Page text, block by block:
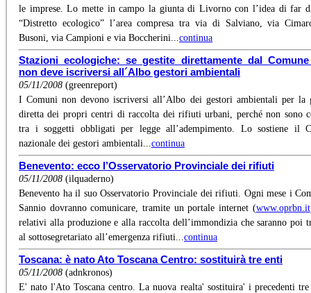
le imprese. Lo mette in campo la giunta di Livorno con l’idea di far
“Distretto ecologico” l’area compresa tra via di Salviano, via
Busoni, via Campioni e via Boccherini...continua
Stazioni ecologiche: se gestite direttamente dal Comune
non deve iscriversi all´Albo gestori ambientali
05/11/2008 (greenreport)
I Comuni non devono iscriversi all’Albo dei gestori ambientali per la
diretta dei propri centri di raccolta dei rifiuti urbani, perché non sono
tra i soggetti obbligati per legge all’adempimento. Lo sostiene il
nazionale dei gestori ambientali...continua
Benevento: ecco l’Osservatorio Provinciale dei rifiuti
05/11/2008 (ilquaderno)
Benevento ha il suo Osservatorio Provinciale dei rifiuti. Ogni mese i
Sannio dovranno comunicare, tramite un portale internet (www.oprbn.it
relativi alla produzione e alla raccolta dell’immondizia che saranno poi
al sottosegretariato all’emergenza rifiuti...continua
Toscana: è nato Ato Toscana Centro: sostituirà tre enti
05/11/2008 (adnkronos)
E' nato l'Ato Toscana centro. La nuova realta' sostituira' i precedenti